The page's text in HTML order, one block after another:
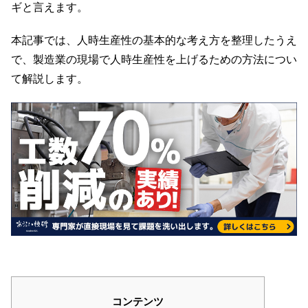
ギと言えます。
本記事では、人時生産性の基本的な考え方を整理したうえ
で、製造業の現場で人時生産性を上げるための方法につい
て解説します。
コンテンツ